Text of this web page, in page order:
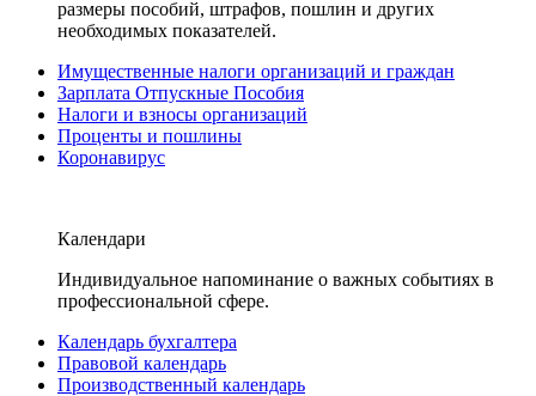
размеры пособий, штрафов, пошлин и других
необходимых показателей.
Имущественные налоги организаций и граждан
Зарплата Отпускные Пособия
Налоги и взносы организаций
Проценты и пошлины
Коронавирус
Календари
Индивидуальное напоминание о важных событиях в
профессиональной сфере.
Календарь бухгалтера
Правовой календарь
Производственный календарь